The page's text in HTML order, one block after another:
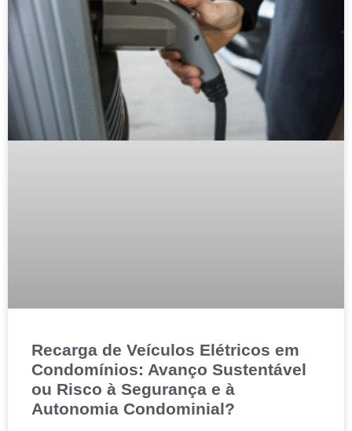
Recarga de Veículos Elétricos em
Condomínios: Avanço Sustentável
ou Risco à Segurança e à
Autonomia Condominial?